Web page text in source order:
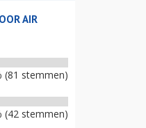
AIR
(81 stemmen)
(42 stemmen)